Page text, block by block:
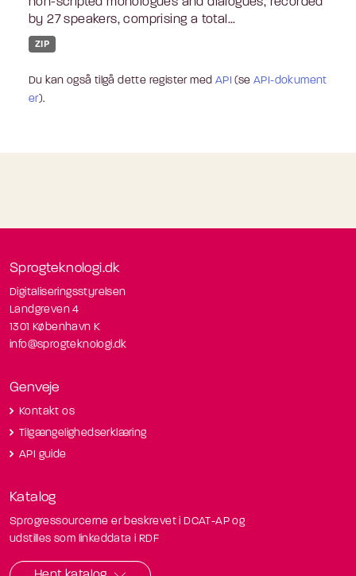
by 27 speakers, comprising a total...
ZIP
Du kan også tilgå dette register med API (seAPI-dokument
er).
Sprogteknologi.dk
Digitaliseringsstyrelsen
Landgreven 4
1301 København K
info@sprogteknologi.dk
Genveje
Kontakt os
Tilgængelighedserklæring
API guide
Katalog
Sprogressourcerne er beskrevet i DCAT-AP og
udstilles som linkeddata i RDF